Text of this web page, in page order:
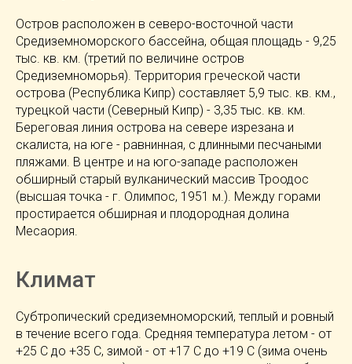
Остров расположен в северо-восточной части
Средиземноморского бассейна, общая площадь - 9,25
тыс. кв. км. (третий по величине остров
Средиземноморья). Территория греческой части
острова (Республика Кипр) составляет 5,9 тыс. кв. км.,
турецкой части (Северный Кипр) - 3,35 тыс. кв. км.
Береговая линия острова на севере изрезана и
скалиста, на юге - равнинная, с длинными песчаными
пляжами. В центре и на юго-западе расположен
обширный старый вулканический массив Троодос
(высшая точка - г. Олимпос, 1951 м.). Между горами
простирается обширная и плодородная долина
Месаория.
Климат
Субтропический средиземноморский, теплый и ровный
в течение всего года. Средняя температура летом - от
+25 С до +35 С, зимой - от +17 С до +19 С (зима очень